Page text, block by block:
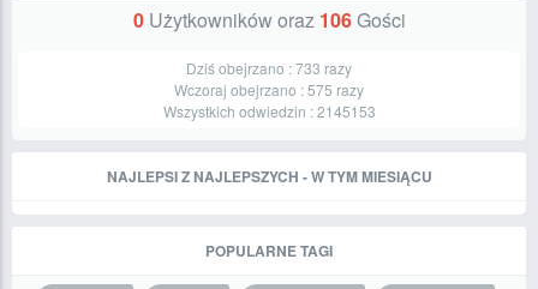
0Użytkowników oraz 106Gości
Dziś obejrzano :733 razy
Wczoraj obejrzano :575 razy
Wszystkich odwiedzin :2145153
NAJLEPSI Z NAJLEPSZYCH - W TYM MIESIĄCU
POPULARNE TAGI